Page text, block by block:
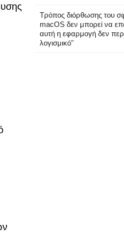
Τρόπος διόρθωσης του
macOS δεν μπορεί να
αυτή η εφαρμογή δεν
λογισμικό"